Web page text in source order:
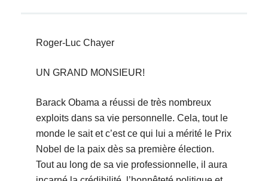
Roger-Luc Chayer
UN GRAND MONSIEUR!
Barack Obama a réussi de très nombreux
exploits dans sa vie personnelle. Cela, tout le
monde le sait et c’est ce qui lui a mérité le Prix
Nobel de la paix dès sa première élection.
Tout au long de sa vie professionnelle, il aura